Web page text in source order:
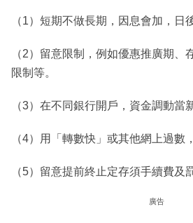
（1）短期不做長期，因息會加，日
（2）留意限制，例如優惠推廣期、
限制等。
（3）在不同銀行開戶，資金調動當
（4）用「轉數快」或其他網上過數
（5）留意提前終止定存須手續費及
廣告